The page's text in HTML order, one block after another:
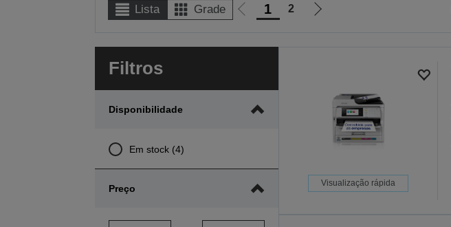
Lista Grade
Ir
a
1 2
Ir
Filtros
Disponibilidade
Em stock (4)
Preço Visualização rápida